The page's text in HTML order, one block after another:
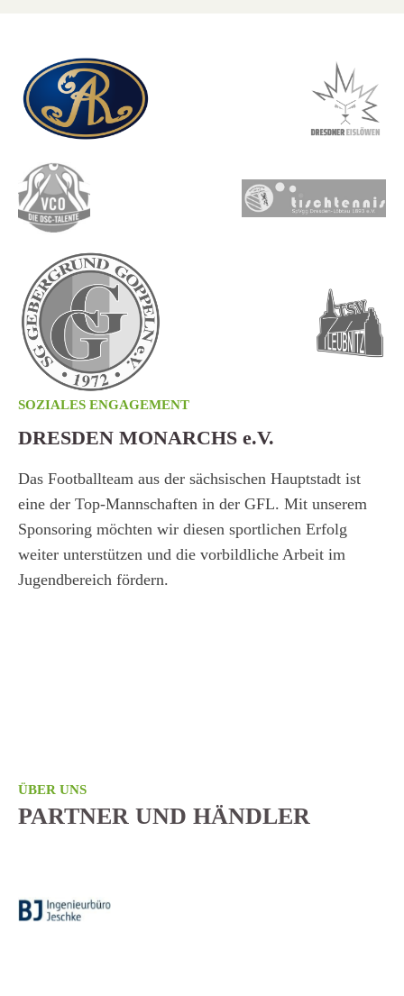
SOZIALES ENGAGEMENT
DRESDEN MONARCHS e.V.
Das Footballteam aus der sächsischen Hauptstadt ist
eine der Top-Mannschaften in der GFL. Mit unserem
Sponsoring möchten wir diesen sportlichen Erfolg
weiter unterstützen und die vorbildliche Arbeit im
Jugendbereich fördern.
ÜBER UNS
PARTNER UND HÄNDLER